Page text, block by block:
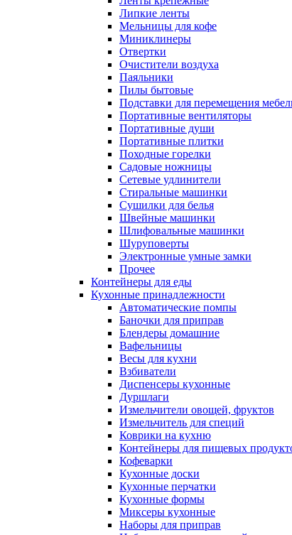
Липкие ленты
Мельницы для кофе
Миниклинеры
Отвертки
Очистители воздуха
Паяльники
Пилы бытовые
Подставки для перемещения
Портативные вентиляторы
Портативные души
Портативные плитки
Походные горелки
Садовые ножницы
Сетевые удлинители
Стиральные машинки
Сушилки для белья
Швейные машинки
Шлифовальные машинки
Шуруповерты
Электронные умные замки
Прочее
Контейнеры для еды
Кухонные принадлежности
Автоматические помпы
Баночки для приправ
Блендеры домашние
Вафельницы
Весы для кухни
Взбиватели
Диспенсеры кухонные
Дуршлаги
Измельчители овощей, фруктов
Измельчитель для специй
Коврики на кухню
Контейнеры для пищевых
Кофеварки
Кухонные доски
Кухонные перчатки
Кухонные формы
Миксеры кухонные
Наборы для приправ